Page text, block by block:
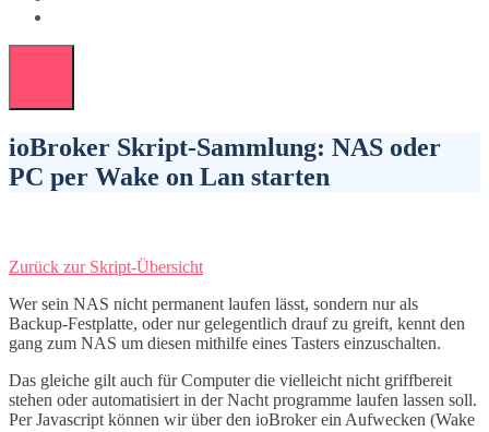
ioBroker Skript-Sammlung: NAS oder
PC per Wake on Lan starten
Zurück zur Skript-Übersicht
Wer sein NAS nicht permanent laufen lässt, sondern nur als
Backup-Festplatte, oder nur gelegentlich drauf zu greift, kennt den
gang zum NAS um diesen mithilfe eines Tasters einzuschalten.
Das gleiche gilt auch für Computer die vielleicht nicht griffbereit
stehen oder automatisiert in der Nacht programme laufen lassen soll.
Per Javascript können wir über den ioBroker ein Aufwecken (Wake